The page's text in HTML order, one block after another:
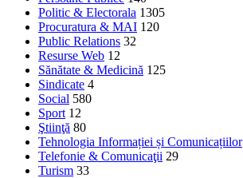
Politic & Electorala 1305
Procuratura & MAI 120
Public Relations 32
Resurse Web 12
Sănătate & Medicină 125
Sindicate 4
Social 580
Sport 12
Ştiinţă 80
Tehnologia Informației și Comunicațiilor
Telefonie & Comunicaţii 29
Turism 33